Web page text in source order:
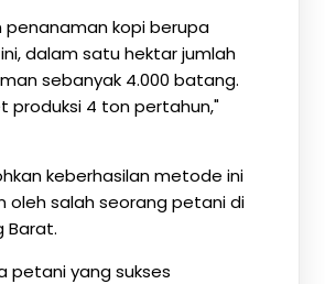
penanaman kopi berupa
dalam satu hektar jumlah
sebanyak 4.000 batang.
produksi 4 ton pertahun,"
keberhasilan metode ini
oleh salah seorang petani di
Barat.
petani yang sukses